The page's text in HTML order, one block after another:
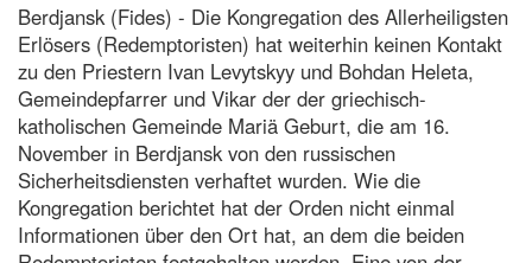
Berdjansk (Fides) - Die Kongregation des Allerheiligsten
Erlösers (Redemptoristen) hat weiterhin keinen Kontakt
zu den Priestern Ivan Levytskyy und Bohdan Heleta,
Gemeindepfarrer und Vikar der der griechisch-
katholischen Gemeinde Mariä Geburt, die am 16.
November in Berdjansk von den russischen
Sicherheitsdiensten verhaftet wurden. Wie die
Kongregation berichtet hat der Orden nicht einmal
Informationen über den Ort hat, an dem die beiden